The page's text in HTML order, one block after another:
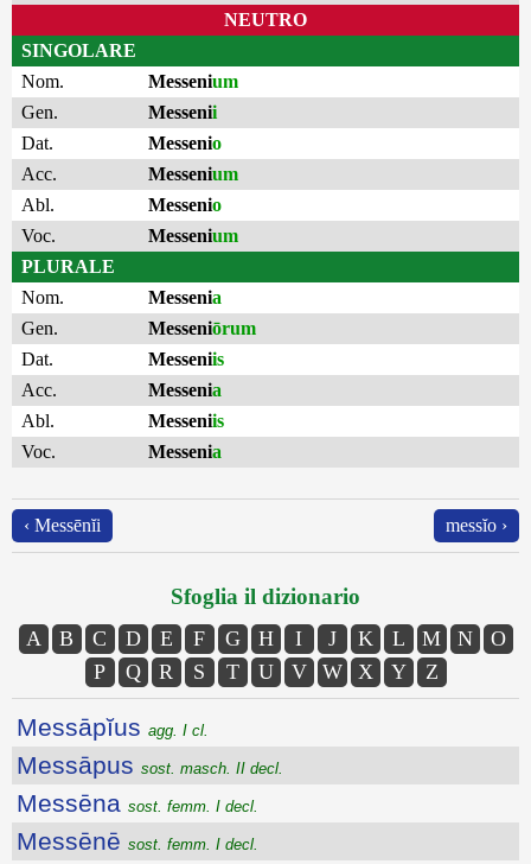
NEUTRO
SINGOLARE
Nom.
Messenium
Gen.
Messenii
Dat.
Messenio
Acc.
Messenium
Abl.
Messenio
Voc.
Messenium
PLURALE
Nom.
Messenia
Gen.
Messeniōrum
Dat.
Messeniis
Acc.
Messenia
Abl.
Messeniis
Voc.
Messenia
‹ Messēnĭi messĭo ›
Sfoglia il dizionario
A B C D E F G H I J K L M N
O
P
Q R S T U V W X Y Z
Messāpĭus agg. I cl.
Messāpus sost. masch. II decl.
Messēna sost. femm. I decl.
Messēnē sost. femm. I decl.